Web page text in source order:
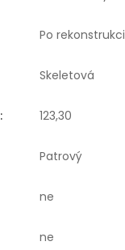
Po rekonstrukci
Skeletová
: 123,30
Patrový
ne
ne